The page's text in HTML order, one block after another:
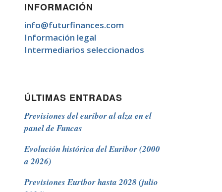
INFORMACIÓN
info@futurfinances.com
Información legal
Intermediarios seleccionados
ÚLTIMAS ENTRADAS
Previsiones del euríbor al alza en el
panel de Funcas
Evolución histórica del Euribor (2000
a 2026)
Previsiones Euribor hasta 2028 (julio